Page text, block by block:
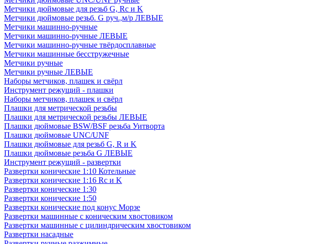
Метчики дюймовые для резьб G, Rc и K
Метчики дюймовые резьб. G руч.,м/р ЛЕВЫЕ
Метчики машинно-ручные
Метчики машинно-ручные ЛЕВЫЕ
Метчики машинно-ручные твёрдосплавные
Метчики машинные бесстружечные
Метчики ручные
Метчики ручные ЛЕВЫЕ
Наборы метчиков, плашек и свёрл
Инструмент режущий - плашки
Наборы метчиков, плашек и свёрл
Плашки для метрической резьбы
Плашки для метрической резьбы ЛЕВЫЕ
Плашки дюймовые BSW/BSF резьба Уитворта
Плашки дюймовые UNC/UNF
Плашки дюймовые для резьб G, R и K
Плашки дюймовые резьба G ЛЕВЫЕ
Инструмент режущий - развертки
Развертки конические 1:10 Котельные
Развертки конические 1:16 Rc и K
Развертки конические 1:30
Развертки конические 1:50
Развертки конические под конус Морзе
Развертки машинные с коническим хвостовиком
Развертки машинные с цилиндрическим хвостовиком
Развертки насадные